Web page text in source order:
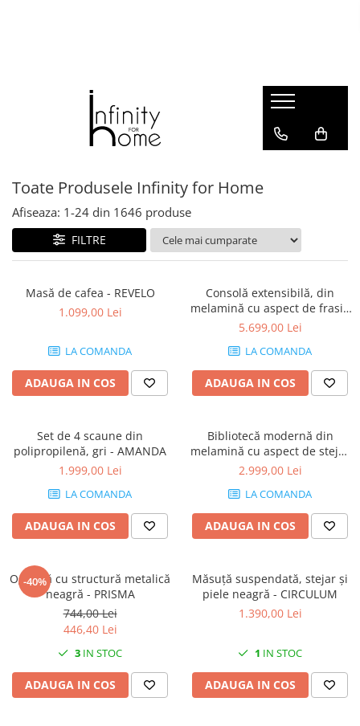
Biblioteci și rafturi
Masute auxiliare
Covoare living
Fotolii
Taburete și pufi
Masute de cafea
Mobila dormitor
Covoare dormitor
Fotolii dormitor
Mobila dining
Console extensibile
Covoare dining
Mese
Mese HORECA
Scaune exterior
Mobila hol
Comode hol
Suport Umbrele
Toate Produsele Infinity for Home
Afiseaza: 1-24 din 1646 produse
FILTRE
Masă de cafea - REVELO
1.099,00 Lei
LA COMANDA
ADAUGA IN COS
Consolă extensibilă, din
melamină cu aspect de frasin
alb - ANGELICA
5.699,00 Lei
LA COMANDA
ADAUGA IN COS
Set de 4 scaune din
polipropilenă, gri - AMANDA
1.999,00 Lei
LA COMANDA
ADAUGA IN COS
Bibliotecă modernă din
melamină cu aspect de stejar
- RACHELE
2.999,00 Lei
LA COMANDA
ADAUGA IN COS
-40%
Oglindă cu structură metalică
neagră - PRISMA
744,00 Lei
446,40 Lei
3 IN STOC
ADAUGA IN COS
Măsuță suspendată, stejar și
piele neagră - CIRCULUM
1.390,00 Lei
1 IN STOC
ADAUGA IN COS